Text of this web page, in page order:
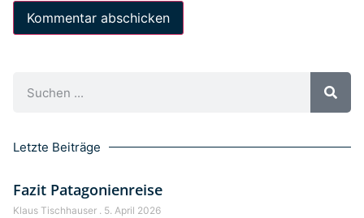
Letzte Beiträge
Fazit Patagonienreise
Klaus Tischhauser 5. April 2026